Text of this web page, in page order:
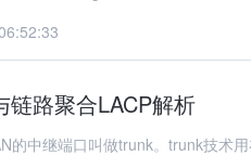
路聚合LACP解析
继端口叫做trunk。trunk技术用